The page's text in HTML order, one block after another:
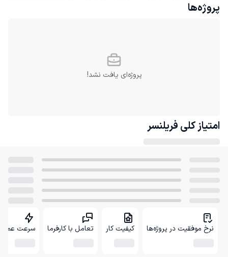
پروژه‌ها
پروژه‌ای یافت نشد!
امتیاز کلی فریلنسر
نرخ موفقیت در پروژه‌ها کیفیت کار تعامل با کارفرما سرعت عمل